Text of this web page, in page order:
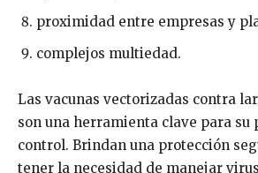
proximidad entre empresas y
complejos multiedad.
Las vacunas vectorizadas contra
son una herramienta clave para su
control. Brindan una protección
tener la necesidad de manejar